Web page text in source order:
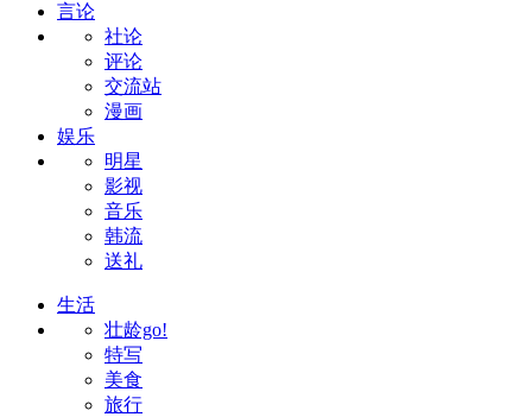
言论
社论
评论
交流站
漫画
娱乐
明星
影视
音乐
韩流
送礼
生活
壮龄go!
特写
美食
旅行